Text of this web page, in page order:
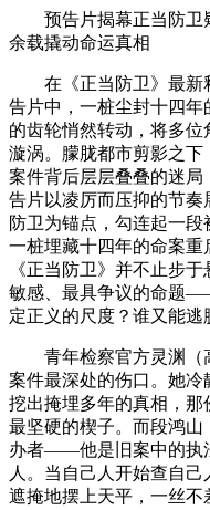
预告片揭幕正当防卫
余载撬动命运真相
在《正当防卫》最新
告片中，一桩尘封十四
的齿轮悄然转动，将多
漩涡。朦胧都市剪影之
案件背后层层叠叠的迷
告片以凌厉而压抑的节奏
防卫为锚点，勾连起一段
一桩埋藏十四年的命案重
《正当防卫》并不止步
敏感、最具争议的命题
定正义的尺度？谁又能逃
青年检察官方灵渊（
案件最深处的伤口。她
挖出掩埋多年的真相，那
最坚硬的楔子。而段鸿
办者——他是旧案中的执
人。当自己人开始查自
遮掩地摆上天平，一丝